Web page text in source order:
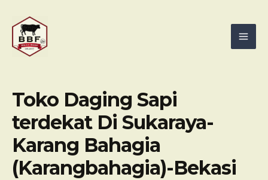
content
Toko Daging Sapi
terdekat Di Sukaraya-
Karang Bahagia
(Karangbahagia)-Bekasi